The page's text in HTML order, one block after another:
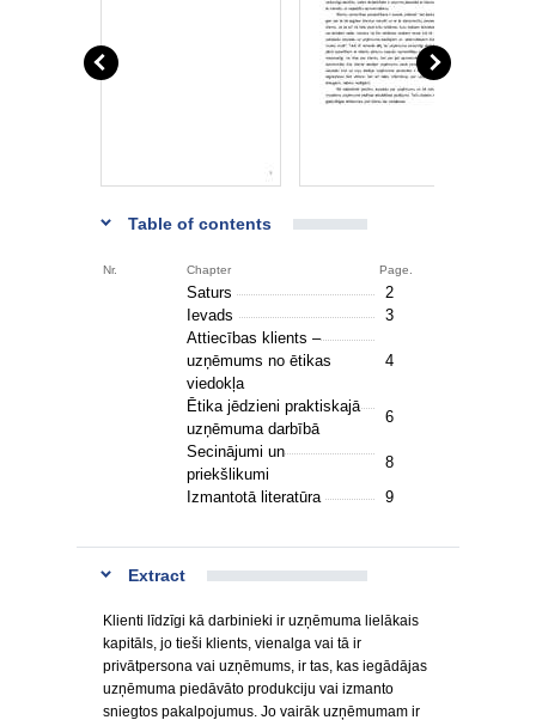
Table of contents
Nr. Chapter Page.
Saturs
2
Ievads
3
Attiecības klients –
uzņēmums no ētikas
viedokļa
4
Ētika jēdzieni praktiskajā
uzņēmuma darbībā
6
Secinājumi un
priekšlikumi
8
Izmantotā literatūra
9
Extract
Klienti līdzīgi kā darbinieki ir uzņēmuma lielākais
kapitāls, jo tieši klients, vienalga vai tā ir
privātpersona vai uzņēmums, ir tas, kas iegādājas
uzņēmuma piedāvāto produkciju vai izmanto
sniegtos pakalpojumus. Jo vairāk uzņēmumam ir